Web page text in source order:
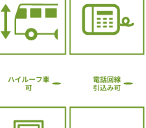
ハイルーフ車
可
電話回線
引込み可